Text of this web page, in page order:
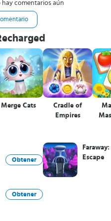
hay comentarios aún
Merge Cats
Cradle of
Empires
Obtener
Obtener
Escape